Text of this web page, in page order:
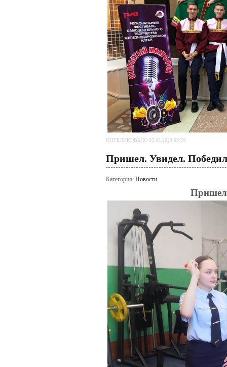
ОПУБЛИКОВАНО 03.03.2023 09:59
Пришел. Увидел. Победил
Категория: Новости